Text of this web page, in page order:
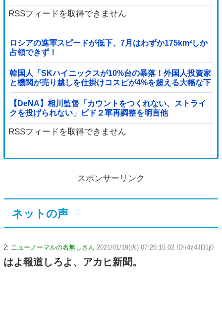
RSSフィードを取得できません
ロシアの進軍スピードが低下、7月はわずか175km²しか
占領できず！
韓国人「SKハイニックスが10%台の暴落！外国人投資家
と機関が売り越しを仕掛けコスピが4%を超える大幅な下
落‥」
【DeNA】相川監督「カウントをつくれない、ストライ
クを投げられない」ビド２軍再調整を明言他
RSSフィードを取得できません
スポンサーリンク
ネットの声
2: ニューノーマルの名無しさん 2021/01/19(火) 07:26:15.02 ID:/4z4JD1j0
はよ報道しろよ、アカヒ新聞。